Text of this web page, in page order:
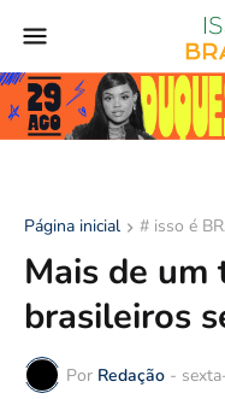
Página inicial # isso é
Mais de um
brasileiros
Por Redação -